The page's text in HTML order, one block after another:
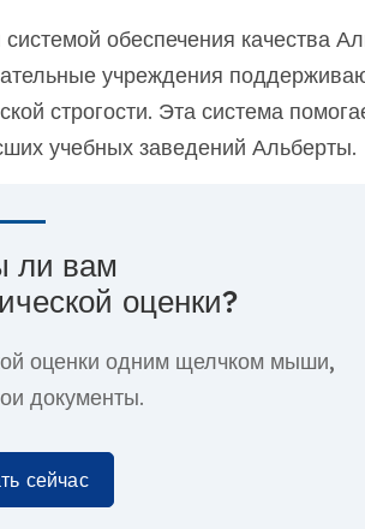
обеспечения качества
учреждения
строгости. Эта система
учебных заведений Альберты.
ли вам
оценки?
оценки одним щелчком мыши,
документы.
сейчас